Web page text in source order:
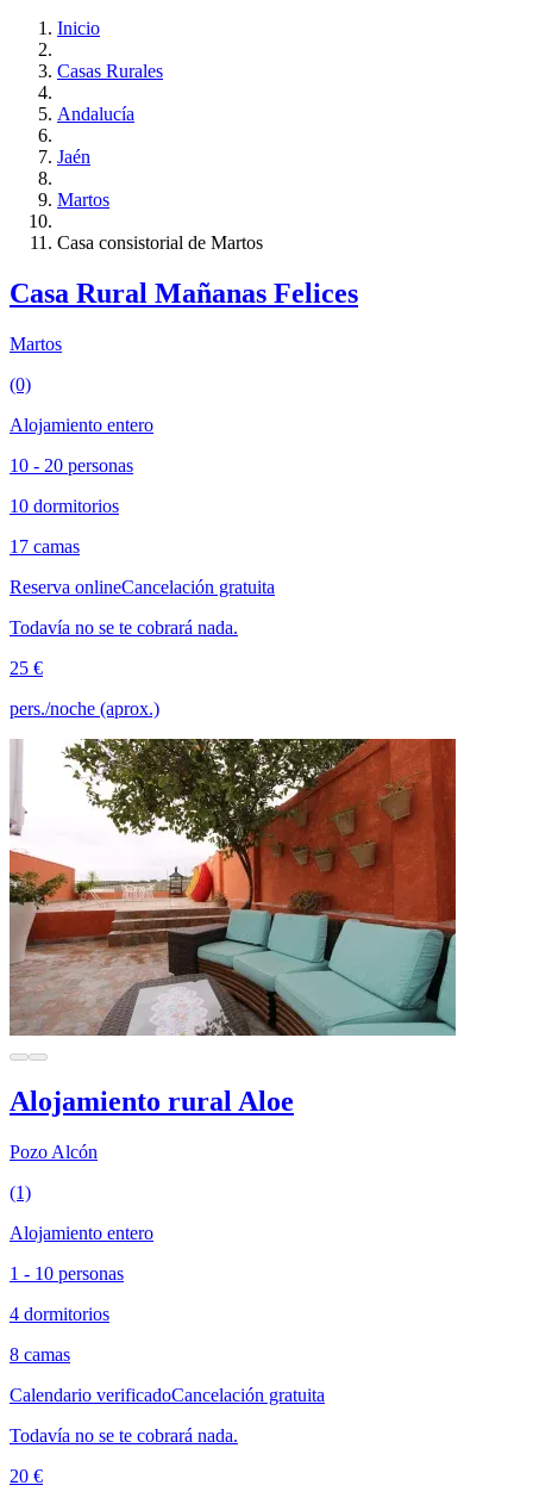
Inicio
Casas Rurales
Andalucía
Jaén
Martos
Casa consistorial de Martos
Casa Rural Mañanas Felices
Martos
(0)
Alojamiento entero
10 - 20 personas
10 dormitorios
17 camas
Reserva onlineCancelación gratuita
Todavía no se te cobrará nada.
25 €
pers./noche (aprox.)
Alojamiento rural Aloe
Pozo Alcón
(1)
Alojamiento entero
1 - 10 personas
4 dormitorios
8 camas
Calendario verificadoCancelación gratuita
Todavía no se te cobrará nada.
20 €